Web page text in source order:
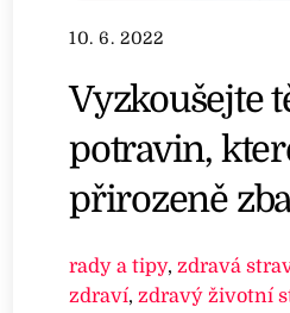
10. 6. 2022
Vyzkoušejte
potravin,
přirozeně
rady a tipy,zdravá
zdraví,zdravý životní